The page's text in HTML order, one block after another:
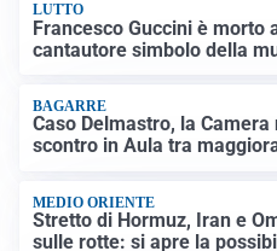
LUTTO
Francesco Guccini è morto
cantautore simbolo della
BAGARRE
Caso Delmastro, la Camera
scontro in Aula tra
MEDIO ORIENTE
Stretto di Hormuz, Iran e
sulle rotte: si apre la